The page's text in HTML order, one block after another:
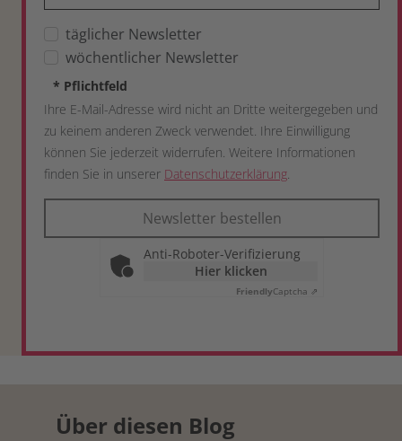
täglicher Newsletter
wöchentlicher Newsletter
* Pflichtfeld
Ihre E-Mail-Adresse wird nicht an Dritte weitergegeben und
zu keinem anderen Zweck verwendet. Ihre Einwilligung
können Sie jederzeit widerrufen. Weitere Informationen
finden Sie in unserer Datenschutzerklärung.
Newsletter bestellen
Anti-Roboter-Verifizierung
Hier klicken
FriendlyCaptcha ⇗
Über diesen Blog